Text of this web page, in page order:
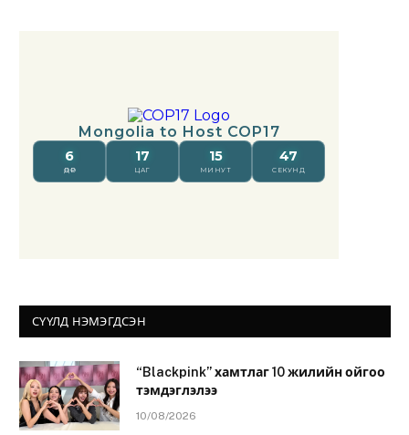
СҮҮЛД НЭМЭГДСЭН
“Blackpink” хамтлаг 10 жилийн ойгоо
тэмдэглэлээ
10/08/2026